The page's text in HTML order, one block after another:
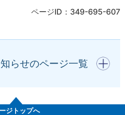
ページID：349-695-607
らせのページ一覧
開く
ジトップへ